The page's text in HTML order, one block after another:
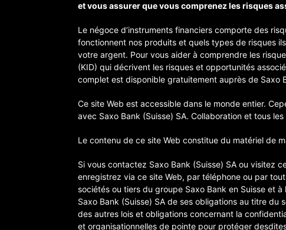
et vous assurer que vous comprenez les risques
Le négoce d’instruments financiers comporte des
fonctionnent nos produits et quels types de risques
votre argent. Pour vous aider à comprendre les
(KID) qui décrivent les risques et opportunités
complet est disponible gratuitement auprès de Saxo
Ce site Web est accessible dans le monde entier.
avec Saxo Bank (Suisse) SA. Collaboration et tous
Le contenu de ce site Web constitue du matériel de
Si vous contactez Saxo Bank (Suisse) SA ou visitez
enregistrez via ce site Web, par téléphone ou par
sociétés ou tiers du groupe Saxo Bank en Suisse et
Saxo Bank (Suisse) SA de ses obligations au titre
des autres lois et obligations concernant la
et organisationnelles de pointe pour protéger